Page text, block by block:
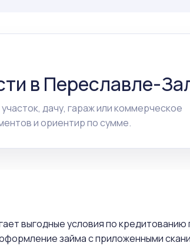
в Переславле-
дачу, гараж или коммерческое
и ориентир по сумме.
выгодные условия по
займа с приложенными